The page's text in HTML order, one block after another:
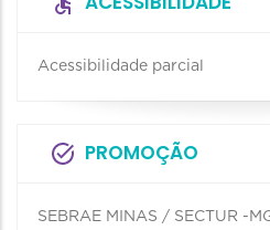
Acessibilidade parcial
PROMOÇÃO
SEBRAE MINAS / SECTUR -